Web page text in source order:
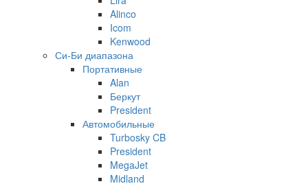
Alinco
Icom
Kenwood
Си-Би диапазона
Портативные
Alan
Беркут
President
Автомобильные
Turbosky CB
President
MegaJet
Midland